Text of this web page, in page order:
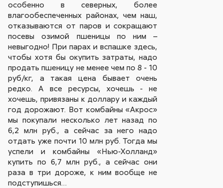
особенно в северных, более
влагообеспеченных районах, чем наш,
отказываются от паров и сокращают
посевы озимой пшеницы по ним –
невыгодно! При парах и вспашке здесь,
чтобы хотя бы окупить затраты, надо
продать пшеницу не менее чем по 8 - 10
руб/кг, а такая цена бывает очень
редко. А все ресурсы, хочешь - не
хочешь, привязаны к доллару и каждый
год дорожают. Вот комбайны «Акрос»
мы покупали несколько лет назад по
6,2 млн руб., а сейчас за него надо
отдать уже почти 10 млн руб. Тогда мы
успели и комбайны «Нью-Холланд»
купить по 6,7 млн руб., а сейчас они
раза в три дороже, к ним вообще не
подступишься…